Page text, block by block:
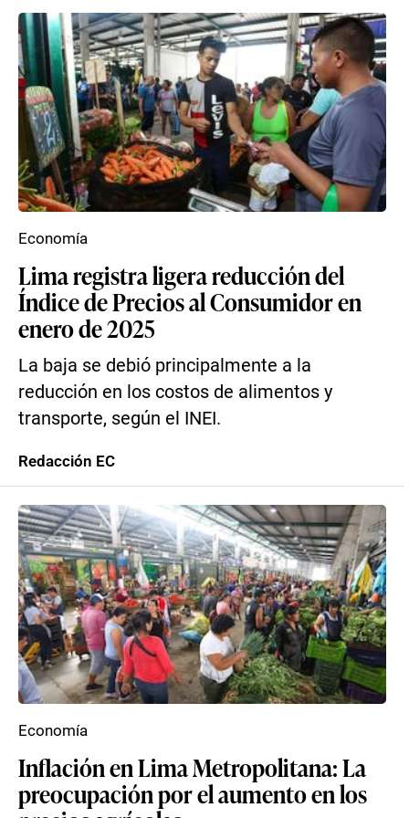
Lima registra ligera reducción del
Índice de Precios al Consumidor en
enero de 2025
La baja se debió principalmente a la
reducción en los costos de alimentos y
transporte, según el INEI.
Economía
Redacción EC
Inflación en Lima Metropolitana: La
preocupación por el aumento en los
Economía